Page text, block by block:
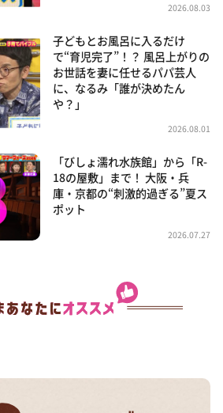
2026.08.03
子どもとお風呂に入るだけ
で“育児完了”！？ 風呂上がりの
お世話を妻に任せるパパ芸人
に、なるみ「誰が決めたん
や？」
2026.08.01
「びしょ濡れ水族館」から「R-
18の屋敷」まで！ 大阪・兵
庫・京都の“刺激的過ぎる”夏ス
ポット
2026.07.27